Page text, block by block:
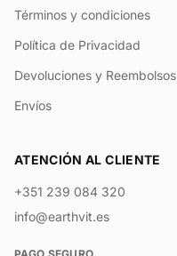
Términos y condiciones
Política de Privacidad
Devoluciones y Reembolsos
Envíos
ATENCIÓN AL CLIENTE
+351 239 084 320
info@earthvit.es